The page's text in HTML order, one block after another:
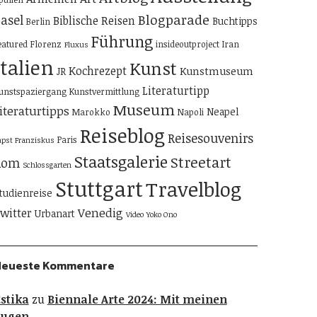
Berlin Biblische ReisenBlogparade Buchtipps
Florenz Fluxus Führung insideoutproject Iran
JR Kochrezept Kunst Kunstmuseum
Kunstvermittlung Literaturtipp
Marokko Museum Napoli Neapel
Franziskus Paris Reiseblog Reisesouvenirs
Schlossgarten Staatsgalerie Streetart
StuttgartTravelblog
Urbanart Venedig Video Yoko Ono
Kommentare
zu Biennale Arte 2024: Mit meinen